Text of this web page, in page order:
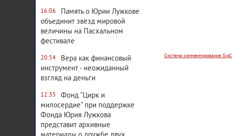
16:06
Память о Юрии Лужкове
объединит звёзд мировой
величины на Пасхальном
фестивале
20:54
Вера как финансовый
инструмент - неожиданный
взгляд на деньги
12:35
Фонд "Цирк и
милосердие" при поддержке
Фонда Юрия Лужкова
представит архивные